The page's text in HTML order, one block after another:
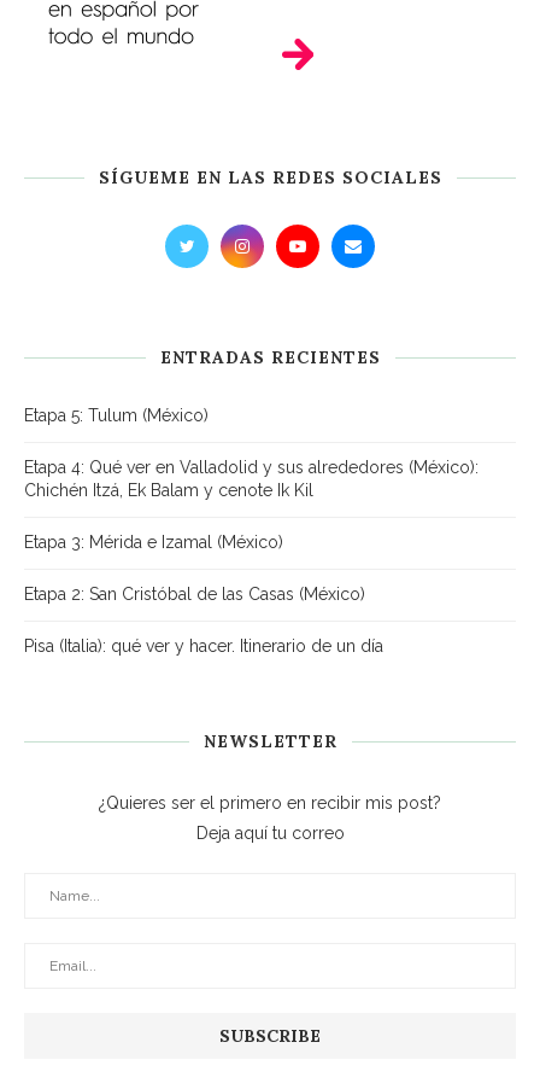
SÍGUEME EN LAS REDES SOCIALES
ENTRADAS RECIENTES
Etapa 5: Tulum (México)
Etapa 4: Qué ver en Valladolid y sus alrededores (México):
Chichén Itzá, Ek Balam y cenote Ik Kil
Etapa 3: Mérida e Izamal (México)
Etapa 2: San Cristóbal de las Casas (México)
Pisa (Italia): qué ver y hacer. Itinerario de un día
NEWSLETTER
¿Quieres ser el primero en recibir mis post?
Deja aquí tu correo